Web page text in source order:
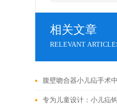
相关文章
RELEVANT
腹壁吻合器小儿疝手术
的
专为儿童设计：小儿疝